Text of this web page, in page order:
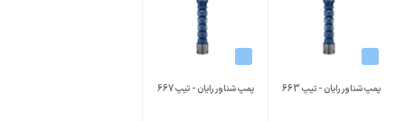
پمپ شناور رایان - تیپ 663 پمپ شناور رایان - تیپ 667